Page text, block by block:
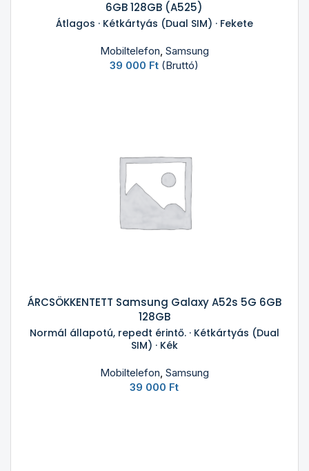
6GB 128GB (A525)
Átlagos · Kétkártyás (Dual SIM) · Fekete
Mobiltelefon, Samsung
39 000 Ft (Bruttó)
ÁRCSÖKKENTETT Samsung Galaxy A52s 5G 6GB
128GB
Normál állapotú, repedt érintő. · Kétkártyás (Dual
SIM) · Kék
Mobiltelefon, Samsung
39 000 Ft